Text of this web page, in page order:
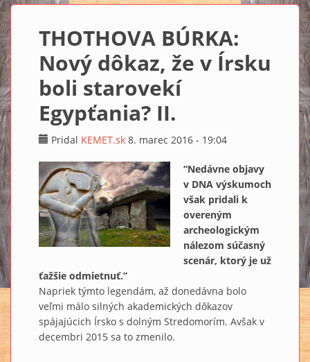
THOTHOVA BÚRKA:
Nový dôkaz, že v Írsku
boli starovekí
Egypťania? II.
Pridal KEMET.sk 8. marec 2016 - 19:04
“Nedávne objavy
v DNA výskumoch
však pridali k
overeným
archeologickým
nálezom súčasný
scenár, ktorý je už
ťažšie odmietnuť.”
Napriek týmto legendám, až donedávna bolo
veľmi málo silných akademických dôkazov
spájajúcich Írsko s dolným Stredomorím. Avšak v
decembri 2015 sa to zmenilo.